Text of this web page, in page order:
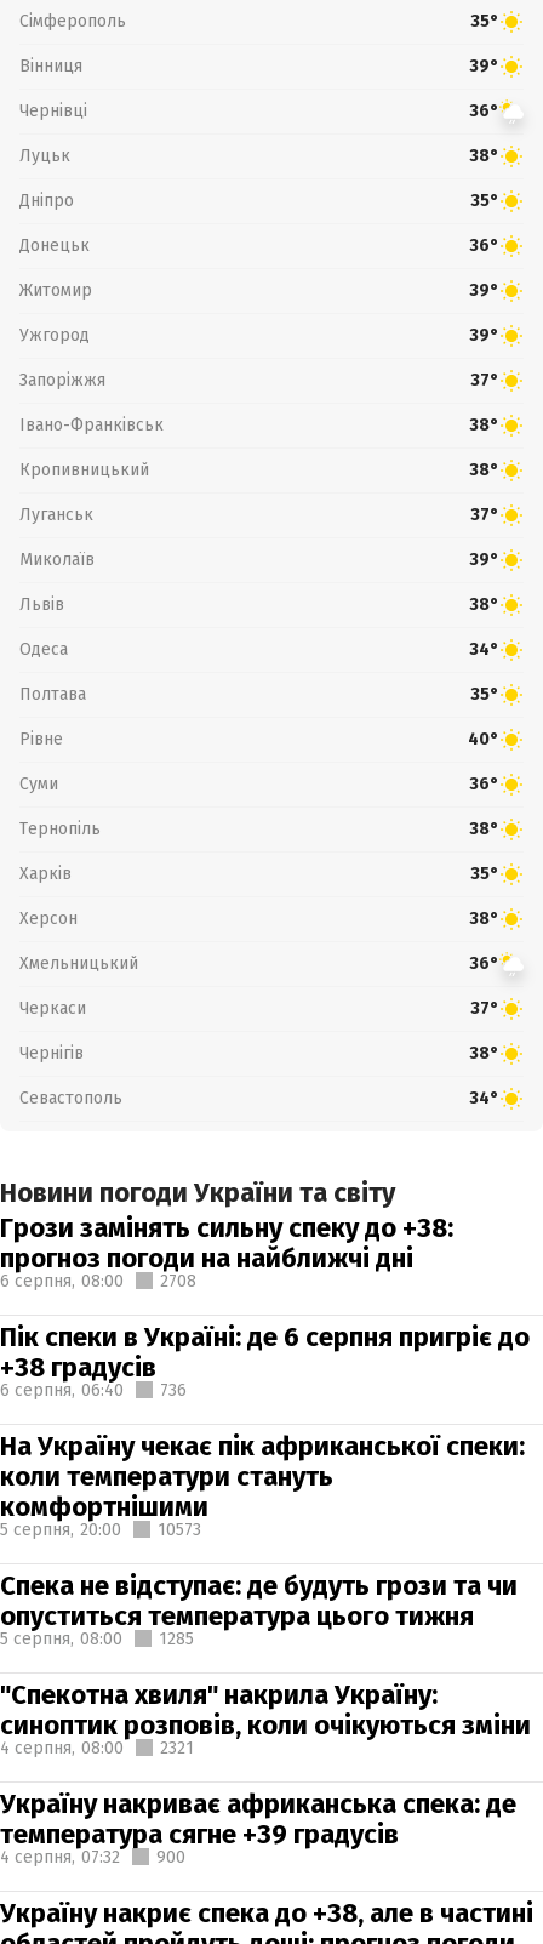
Сімферополь 35°
Вінниця 39°
Чернівці 36°
Луцьк 38°
Дніпро 35°
Донецьк 36°
Житомир 39°
Ужгород 39°
Запоріжжя 37°
Івано-Франківськ 38°
Кропивницький 38°
Луганськ 37°
Миколаїв 39°
Львів 38°
Одеса 34°
Полтава 35°
Рівне 40°
Суми 36°
Тернопіль 38°
Харків 35°
Херсон 38°
Хмельницький 36°
Черкаси 37°
Чернігів 38°
Севастополь 34°
Новини погоди України та світу
Грози замінять сильну спеку до +38:
прогноз погоди на найближчі дні
6 серпня, 08:00 2708
Пік спеки в Україні: де 6 серпня пригріє до
+38 градусів
6 серпня, 06:40 736
На Україну чекає пік африканської спеки:
коли температури стануть
комфортнішими
5 серпня, 20:00 10573
Спека не відступає: де будуть грози та чи
опуститься температура цього тижня
5 серпня, 08:00 1285
"Спекотна хвиля" накрила Україну:
синоптик розповів, коли очікуються зміни
4 серпня, 08:00 2321
Україну накриває африканська спека: де
температура сягне +39 градусів
4 серпня, 07:32 900
Україну накриє спека до +38, але в частині